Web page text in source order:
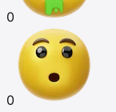
0
0